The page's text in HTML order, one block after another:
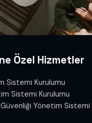
Özel Hizmetler
Sistemi Kurulumu
Sistemi Kurulumu
Güvenliği Yönetim Sistemi